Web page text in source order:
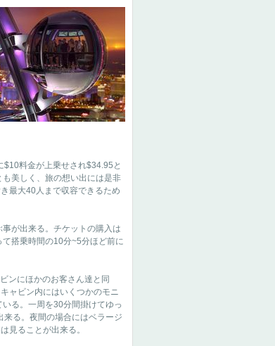
料金が上乗せされ$34.95と
美しく、旅の想い出には是非
最大40人まで収容できるため
が出来る。チケットの購入は
搭乗時間の10分~5分ほど前に
ンにほかのお客さん達と同
ャビン内にはいくつかのモニ
る。一周を30分間掛けてゆっ
る。夜間の場合にはベラージ
見ることが出来る。